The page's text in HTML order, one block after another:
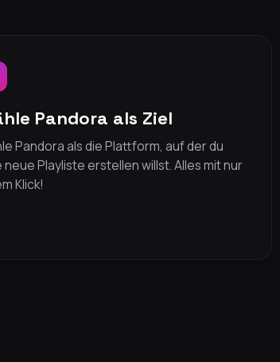
Pandora als Ziel
Pandora als die Plattform, auf der du
neue Playliste erstellen willst. Alles mit nur
Klick!